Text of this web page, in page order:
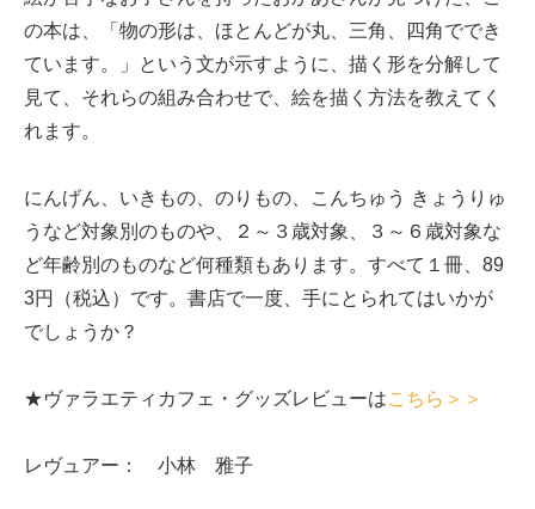
の本は、「物の形は、ほとんどが丸、三角、四角ででき
ています。」という文が示すように、描く形を分解して
見て、それらの組み合わせで、絵を描く方法を教えてく
れます。
にんげん、いきもの、のりもの、こんちゅう きょうりゅ
うなど対象別のものや、２～３歳対象、３～６歳対象な
ど年齢別のものなど何種類もあります。すべて１冊、89
3円（税込）です。書店で一度、手にとられてはいかが
でしょうか？
★ヴァラエティカフェ・グッズレビューはこちら＞＞
レヴュアー： 小林 雅子